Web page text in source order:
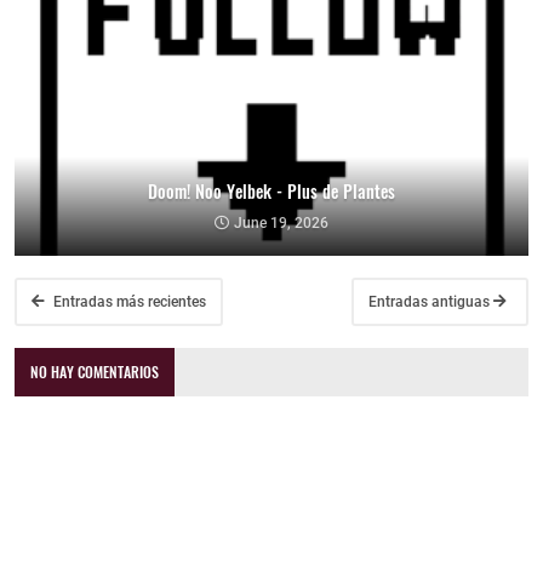
Doom! Noo Yelbek - Plus de Plantes
June 19, 2026
Entradas más recientes Entradas antiguas
NO HAY COMENTARIOS